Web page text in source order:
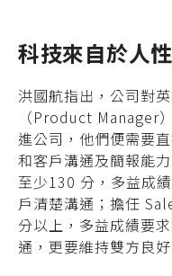
科技來自於人
洪國航指出，公司對
（Product Manager
進公司，他們便需要
和客戶溝通及簡報能
至少130 分，多益成
戶清楚溝通；擔任
分以上，多益成績要
通，更要維持雙方良好